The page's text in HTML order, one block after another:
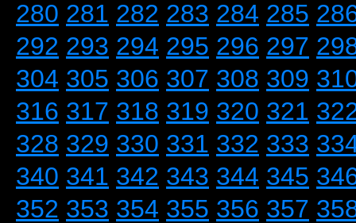
280 281 282 283 284 285
292 293 294 295 296 297
304 305 306 307 308 309
316 317 318 319 320 321
328 329 330 331 332 333
340 341 342 343 344 345
352 353 354 355 356 357